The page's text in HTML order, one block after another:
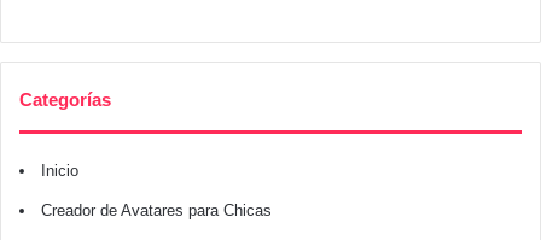
Categorías
Inicio
Creador de Avatares para Chicas